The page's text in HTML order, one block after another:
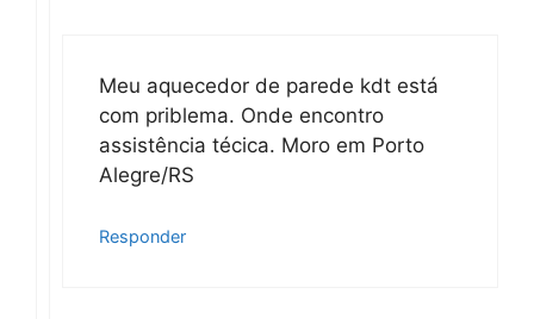
Meu aquecedor de parede kdt está
com priblema. Onde encontro
assistência técica. Moro em Porto
Alegre/RS
Responder